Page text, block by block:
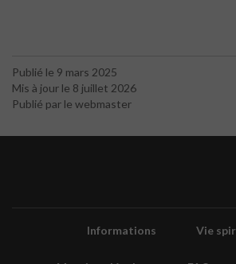
Publié le 9 mars 2025
Mis à jour le 8 juillet 2026
Publié par le webmaster
Informations Vie